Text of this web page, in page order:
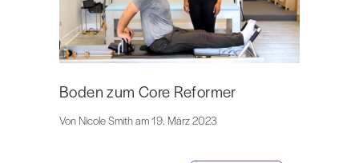
Boden zum Core Reformer
Von Nicole Smith am 19. März 2023